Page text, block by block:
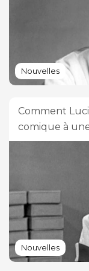
Nouvelles
Comment
comique à
Nouvelles